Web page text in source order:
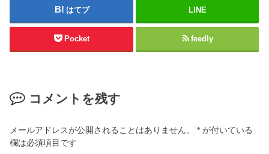
はてブ LINE
Pocket feedly
コメントを残す
メールアドレスが公開されることはありません。 * が付いている
欄は必須項目です